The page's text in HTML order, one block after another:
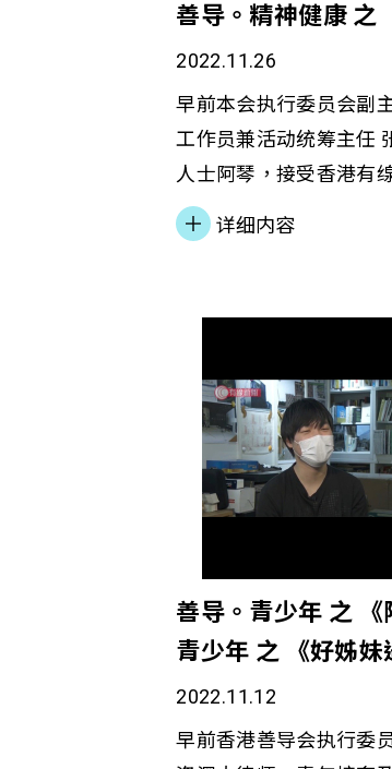
善导。精神健康 之
2022.11.26
早前本会执行委员会副
工作员兼活动统筹主任
人士阿琴，接受香港有
问。十几年前阿琴确诊
生顿感失去希望，最后
並踼走抑郁愁容。
详细内容
善导。青少年 之 《
青少年 之 《好姊
2022.11.12
早前香港善导会执行委